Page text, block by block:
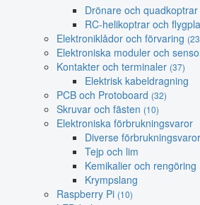
Drönare och quadkoptrar
RC-helikoptrar och
Elektroniklådor och förvaring
Elektroniska moduler och
Kontakter och terminaler (37)
Elektrisk kabeldragning
PCB och Protoboard (32)
Skruvar och fästen (10)
Elektroniska förbrukningsvaror
Diverse förbrukningsvaror
Tejp och lim
Kemikalier och rengöring
Krympslang
Raspberry Pi (10)